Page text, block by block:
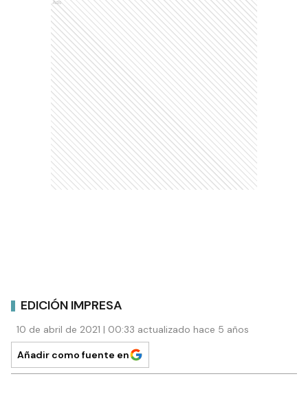
Ads
EDICIÓN IMPRESA
10 de abril de 2021 | 00:33 actualizado hace 5 años
Añadir como fuente en